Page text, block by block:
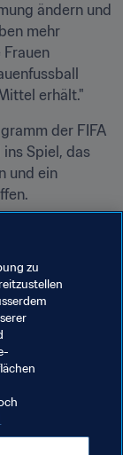
ändern und
mehr
erhält."
der FIFA
Spiel, das
und ein
verbindet,
uns
zu